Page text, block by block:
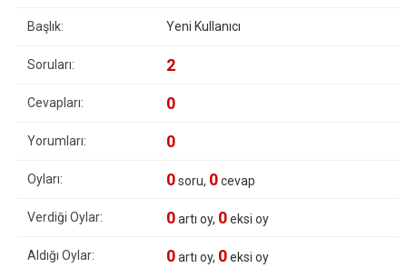
Başlık: Yeni Kullanıcı
Soruları: 2
Cevapları: 0
Yorumları: 0
Oyları: 0soru, 0cevap
Verdiği Oylar: 0artı oy, 0eksi oy
Aldığı Oylar: 0artı oy, 0eksi oy